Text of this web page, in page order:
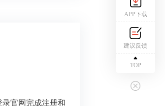
录官网完成注册和
APP下载
建议反馈
TOP